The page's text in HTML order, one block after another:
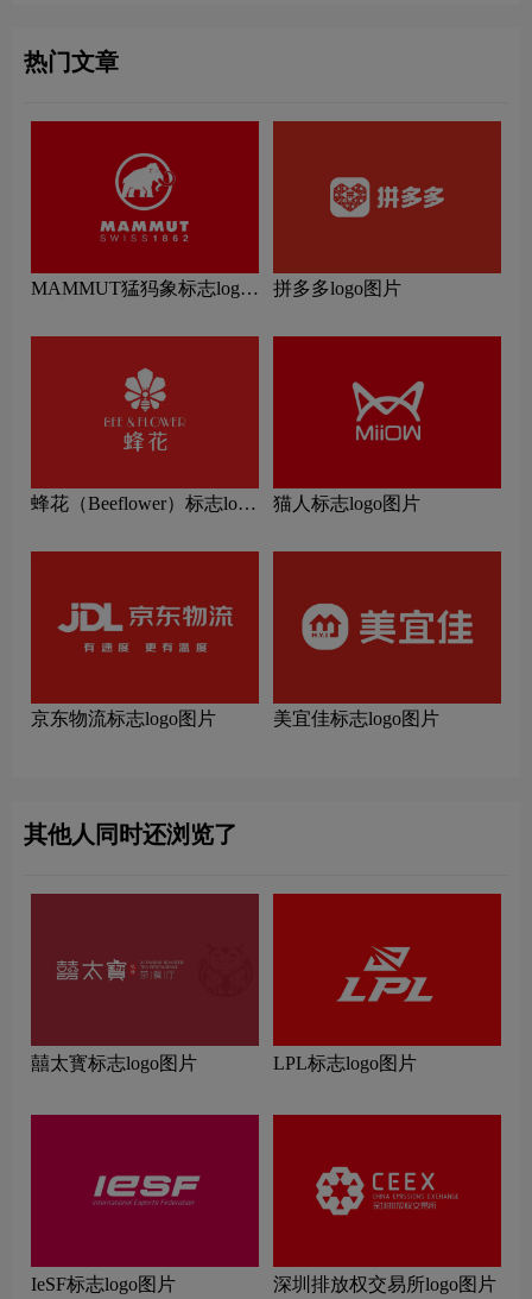
热门文章
MAMMUT猛犸象标志logo
拼多多logo图片
蜂花（Beeflower）标志logo
猫人标志logo图片
京东物流标志logo图片 美宜佳标志logo图片
其他人同时还浏览了
囍太寳标志logo图片 LPL标志logo图片
IeSF标志logo图片 深圳排放权交易所logo图片